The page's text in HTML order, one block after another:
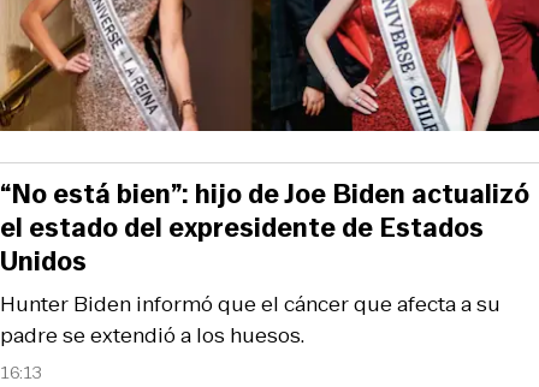
16:13
Hunter Biden informó que el cáncer que afecta a su
padre se extendió a los huesos.
“No está bien”: hijo de Joe Biden actualizó
el estado del expresidente de Estados
Unidos